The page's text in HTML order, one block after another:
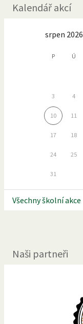
Kalendář akcí
srpen 2026
P Ú
3 4
10 11
17 18
24 25
31
Všechny školní akce
Naši partneři